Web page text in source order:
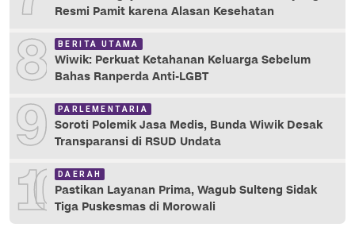
Resmi Pamit karena Alasan Kesehatan
8 BERITA UTAMA
Wiwik: Perkuat Ketahanan Keluarga Sebelum
Bahas Ranperda Anti-LGBT
9 PARLEMENTARIA
Soroti Polemik Jasa Medis, Bunda Wiwik Desak
Transparansi di RSUD Undata
10 DAERAH
Pastikan Layanan Prima, Wagub Sulteng Sidak
Tiga Puskesmas di Morowali